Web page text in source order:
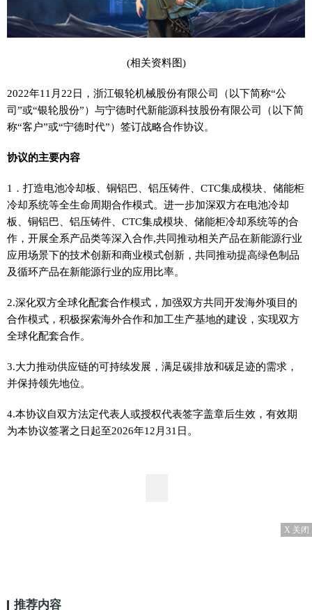
(相关资料图)
2022年11月22日，浙江银轮机械股份有限公司（以下简称“公
司”或“银轮股份”）与宁德时代新能源科技股份有限公司（以下简
称“客户”或“宁德时代”）签订战略合作协议。
协议的主要内容
1．打造电池冷却板、铜铝巴、铝压铸件、CTC集成模块、储能柜
冷却系统等全生命周期合作模式。进一步加深双方在电池冷却
板、铜铝巴、铝压铸件、CTC集成模块、储能柜冷却系统等的合
作，开展全系产品类等深入合作,共同推动相关产品在新能源行业
应用场景下的技术创新和商业模式创新，共同推动提高绿色制品
及循环产品在新能源行业的应用比率。
2.深化双方全球化配套合作模式，加强双方共同开发海外项目的
合作模式，积极探索海外合作和加工生产基地的建设，实现双方
全球化配套合作。
3.大力推动供应链的可持续发展，满足碳排放和碳足迹的需求，
并保持领先地位。
4.本协议自双方法定代表人或授权代表签字盖章后生效，有效期
为本协议签署之日起至2026年12月31日。
X 关闭
推荐内容